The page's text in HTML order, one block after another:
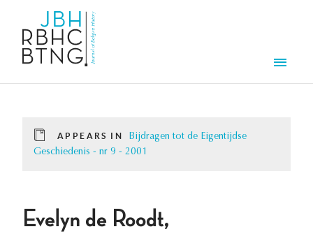
APPEARS IN
Bijdragen tot de Eigentijdse
Geschiedenis - nr 9 - 2001
Evelyn de Roodt,